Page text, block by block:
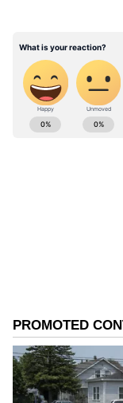
ఒకరి ఫోన్‌లోని
హ్యాకర్
కాల్‌ చేసే
ABOUT THE